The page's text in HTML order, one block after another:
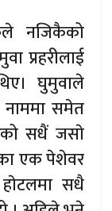
नजिकैको
प्रहरीलाई
घुमुवाले
नाममा समेत
सधैं जसाे
एक पेशेवर
सधै